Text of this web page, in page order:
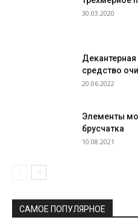
30.03.2020
средство
20.06.2022
Элементы
брусчатка
10.08.2021
САМОЕ ПОПУЛЯРНОЕ